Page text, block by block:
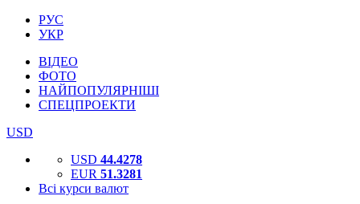
РУС
УКР
ВІДЕО
ФОТО
НАЙПОПУЛЯРНІШІ
СПЕЦПРОЕКТИ
USD
USD 44.4278
EUR 51.3281
Всі курси валют